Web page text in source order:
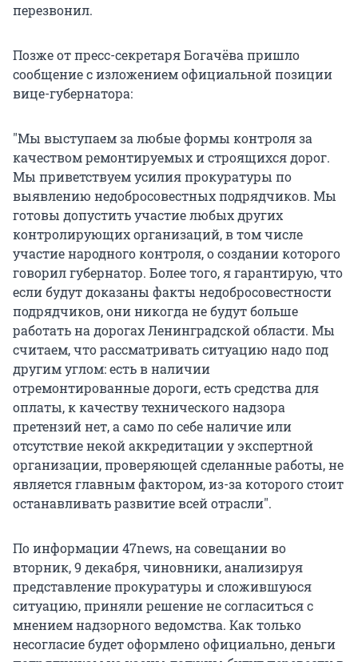
перезвонил.
Позже от пресс-секретаря Богачёва пришло
сообщение с изложением официальной позиции
вице-губернатора:
"Мы выступаем за любые формы контроля за
качеством ремонтируемых и строящихся дорог.
Мы приветствуем усилия прокуратуры по
выявлению недобросовестных подрядчиков. Мы
готовы допустить участие любых других
контролирующих организаций, в том числе
участие народного контроля, о создании которого
говорил губернатор. Более того, я гарантирую, что
если будут доказаны факты недобросовестности
подрядчиков, они никогда не будут больше
работать на дорогах Ленинградской области. Мы
считаем, что рассматривать ситуацию надо под
другим углом: есть в наличии
отремонтированные дороги, есть средства для
оплаты, к качеству технического надзора
претензий нет, а само по себе наличие или
отсутствие некой аккредитации у экспертной
организации, проверяющей сделанные работы, не
является главным фактором, из-за которого стоит
останавливать развитие всей отрасли".
По информации 47news, на совещании во
вторник, 9 декабря, чиновники, анализируя
представление прокуратуры и сложившуюся
ситуацию, приняли решение не согласиться с
мнением надзорного ведомства. Как только
несогласие будет оформлено официально, деньги